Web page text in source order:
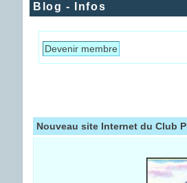
Blog - Infos
Devenir membre
Nouveau site Internet du Club